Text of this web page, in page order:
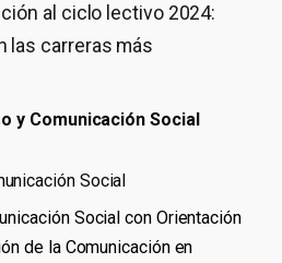
al ciclo lectivo 2024:
las carreras más
y Comunicación Social
Social
Social con Orientación
de la Comunicación en